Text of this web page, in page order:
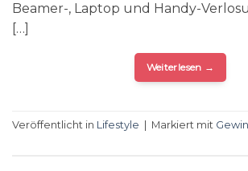
Beamer-, Laptop und Handy-
[…]
Weiterlesen →
Veröffentlicht in Lifestyle | Markiert mit